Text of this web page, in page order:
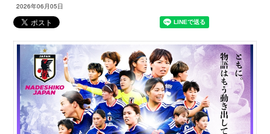
2026年06月05日